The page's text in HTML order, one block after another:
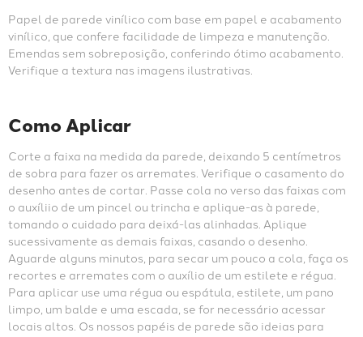
Papel de parede vinílico com base em papel e acabamento
vinílico, que confere facilidade de limpeza e manutenção.
Emendas sem sobreposição, conferindo ótimo acabamento.
Verifique a textura nas imagens ilustrativas.
Como Aplicar
Corte a faixa na medida da parede, deixando 5 centímetros
de sobra para fazer os arremates. Verifique o casamento do
desenho antes de cortar. Passe cola no verso das faixas com
o auxíliio de um pincel ou trincha e aplique-as à parede,
tomando o cuidado para deixá-las alinhadas. Aplique
sucessivamente as demais faixas, casando o desenho.
Aguarde alguns minutos, para secar um pouco a cola, faça os
recortes e arremates com o auxílio de um estilete e régua.
Para aplicar use uma régua ou espátula, estilete, um pano
limpo, um balde e uma escada, se for necessário acessar
locais altos. Os nossos papéis de parede são ideias para